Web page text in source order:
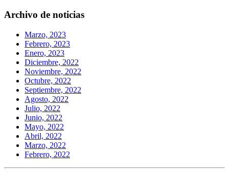
Archivo de noticias
Marzo, 2023
Febrero, 2023
Enero, 2023
Diciembre, 2022
Noviembre, 2022
Octubre, 2022
Septiembre, 2022
Agosto, 2022
Julio, 2022
Junio, 2022
Mayo, 2022
Abril, 2022
Marzo, 2022
Febrero, 2022